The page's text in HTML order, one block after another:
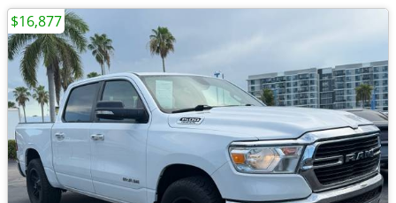
$16,877